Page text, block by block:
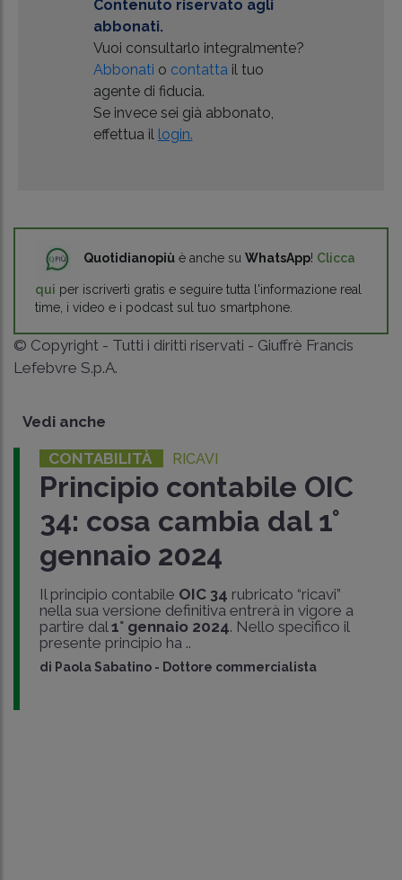
Contenuto riservato agli
abbonati.
Vuoi consultarlo integralmente?
Abbonati o contatta il tuo
agente di fiducia.
Se invece sei già abbonato,
effettua il login.
Quotidianopiù è anche su WhatsApp! Clicca
qui per iscriverti gratis e seguire tutta l'informazione real
time, i video e i podcast sul tuo smartphone.
© Copyright - Tutti i diritti riservati - Giuffrè Francis
Lefebvre S.p.A.
Vedi anche
CONTABILITÀ RICAVI
Principio contabile OIC
34: cosa cambia dal 1°
gennaio 2024
Il principio contabile OIC 34 rubricato “ricavi”
nella sua versione definitiva entrerà in vigore a
partire dal1° gennaio 2024. Nello specifico il
presente principio ha ..
di Paola Sabatino - Dottore commercialista